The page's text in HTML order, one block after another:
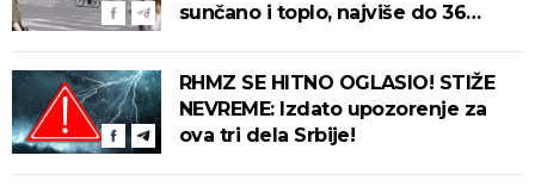
sunčano i toplo, najviše do 36
RHMZ SE HITNO OGLASIO! STIŽE
NEVREME: Izdato upozorenje za
ova tri dela Srbije!